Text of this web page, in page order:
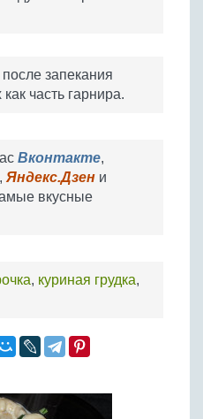
запекания
часть гарнира.
Вконтакте,
, Яндекс.Дзен и
вкусные
, куриная грудка,